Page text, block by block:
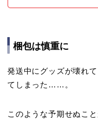
梱包は慎重に
発送中にグッズが壊れ
てしまった……。
このような予期せぬこ